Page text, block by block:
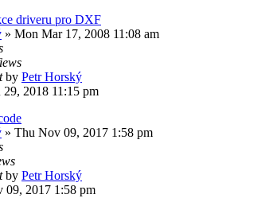
driveru pro DXF
» Mon Mar 17, 2008 11:08 am
by Petr Horský
29, 2018 11:15 pm
» Thu Nov 09, 2017 1:58 pm
by Petr Horský
09, 2017 1:58 pm